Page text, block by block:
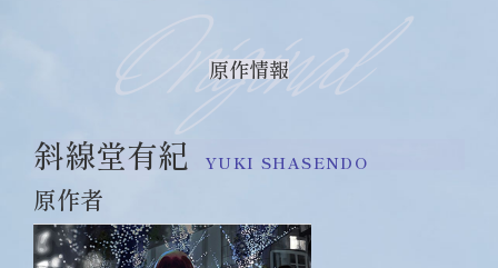
Original
原作情報
斜線堂有紀 YUKI SHASENDO
原作者